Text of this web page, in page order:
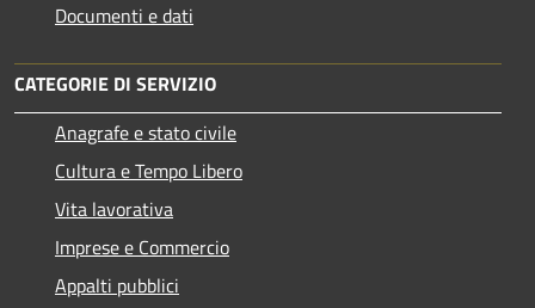
Documenti e dati
CATEGORIE DI SERVIZIO
Anagrafe e stato civile
Cultura e Tempo Libero
Vita lavorativa
Imprese e Commercio
Appalti pubblici